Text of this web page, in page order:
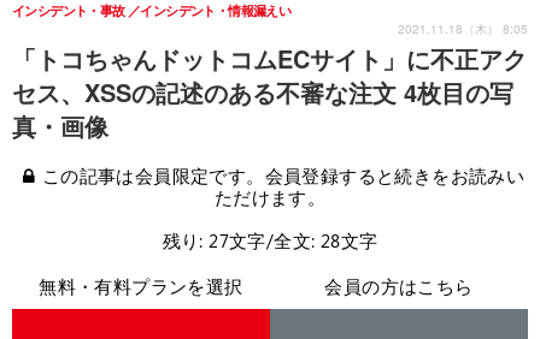
「トコちゃんドットコムECサイト」に不正アク
セス、XSSの記述のある不審な注文 4枚目の写
真・画像
インシデント・事故 インシデント・情報漏えい
2021.11.18（木） 8:05
この記事は会員限定です。会員登録すると続きをお読みい
ただけます。
残り: 27文字/全文: 28文字
無料・有料プランを選択
会員の方はこちら